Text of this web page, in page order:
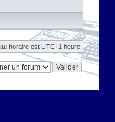
horaire est UTC+1 heure